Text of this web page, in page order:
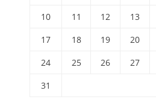
10
11 12 13
17
18 19 20
24
25 26 27
31